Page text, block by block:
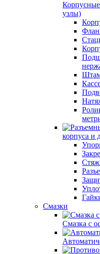
узлы)
корпуса и
Смазки
Смазка с